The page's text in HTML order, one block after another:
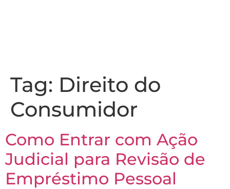
Tag: Direito do
Consumidor
Como Entrar com Ação
Judicial para Revisão de
Empréstimo Pessoal